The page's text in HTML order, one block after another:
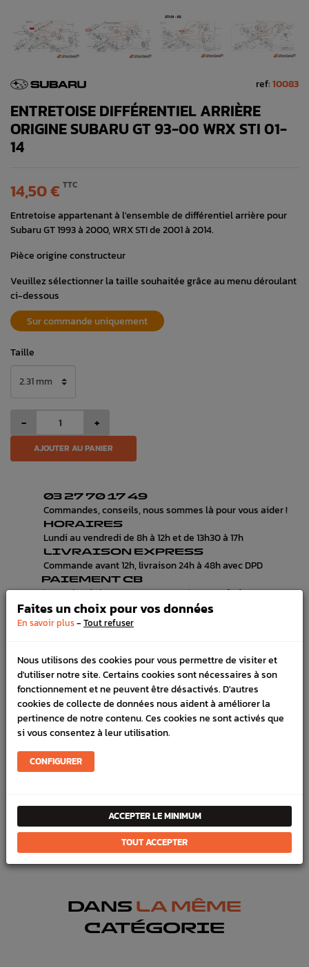
ref:10083
ENTRETOISE DIFFÉRENTIEL ARRIÈRE
ORIGINE SUBARU GT 93-00 WRX STI 01-
14
14,50 € TTC
Entretoise appartenant à l'ensemble de différentiel arrière pour
Subaru GT 1993 à 2000, WRX STI de 2001 à 2014.
Pièce origine constructeur
Veuillez sélectionner la taille souhaitée grâce au menu déroulant
ci-dessous
Sur commande uniquement
Taille
- +
AJOUTER AU PANIER
03 27 70 17 49
Commandes, conseils, nous sommes là pour vous aider !
HORAIRES
Lundi au vendredi de 8h à 12h et de 13h30 à 17h
LIVRAISON EXPRESS
Commande avant 12h, livraison 24h à 48h avec DPD
PAIEMENT CB
100% sécurisé, payez en 3x, 4x ou 10x avec frais votre
commande
DÉTAILS DU PRODUIT
LIVRAISON
VÉHICULES COMPATIBLE
Marque :SUBARU
Pièces origine constructeur
DANS LA MÊME
CATÉGORIE
Faites un choix pour vos données
En savoir plus- Tout refuser
Nous utilisons des cookies pour vous permettre de visiter et
d'utiliser notre site. Certains cookies sont nécessaires à son
fonctionnement et ne peuvent être désactivés. D'autres
cookies de collecte de données nous aident à améliorer la
pertinence de notre contenu. Ces cookies ne sont activés que
si vous consentez à leur utilisation.
CONFIGURER
ACCEPTER LE MINIMUM
TOUT ACCEPTER